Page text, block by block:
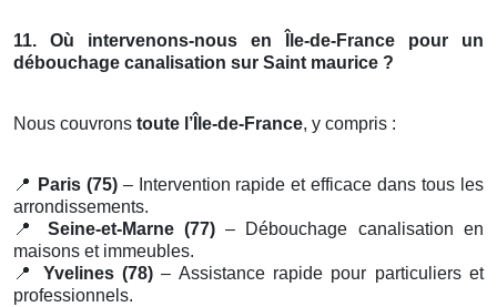
11. Où intervenons-nous en Île-de-France pour un
débouchage canalisation sur Saint maurice ?
Nous couvrons toute l’Île-de-France, y compris :
📍 Paris (75)– Intervention rapide et efficace dans tous les
arrondissements.
📍
Seine-et-Marne (77)– Débouchage canalisation en
maisons et immeubles.
📍
Yvelines (78) – Assistance rapide pour particuliers et
professionnels.